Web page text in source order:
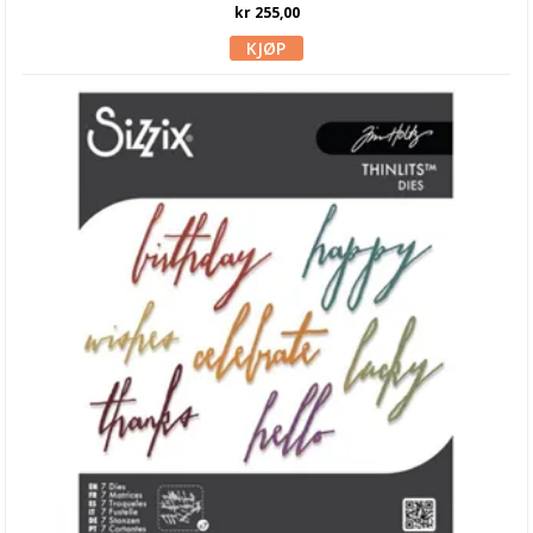
Hero Arts
Lawn Fawn dies
LDRS Creative
Leane Creatief
Lisa Horton
Marianne Design
Masterpiece Design
My Favorite Things
kr 255,00